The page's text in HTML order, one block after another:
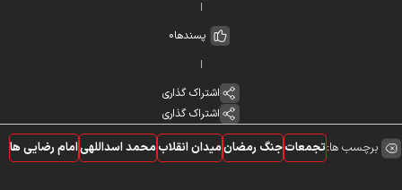
پسندها0
اشتراک گذاری
اشتراک گذاری
برچسب ها:تجمعاتجنگ رمضانمیدان انقلابمحمد اسداللهیامام رضایی ها